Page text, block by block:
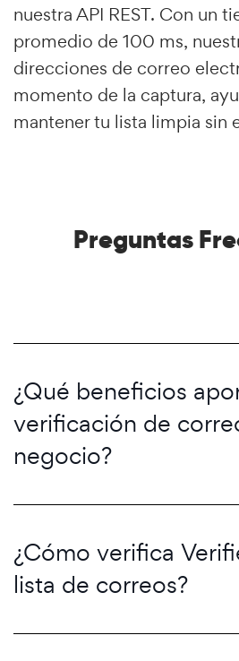
nuestra API REST. Con un
promedio de 100 ms,
direcciones de correo
momento de la captura,
mantener tu lista limpia sin
Preguntas
¿Qué beneficios
verificación de
negocio?
¿Cómo verifica
lista de correos?